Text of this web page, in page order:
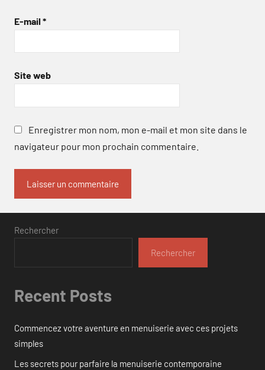
E-mail *
Site web
Enregistrer mon nom, mon e-mail et mon site dans le
navigateur pour mon prochain commentaire.
Rechercher
Rechercher
Recent Posts
Commencez votre aventure en menuiserie avec ces projets
simples
Les secrets pour parfaire la menuiserie contemporaine